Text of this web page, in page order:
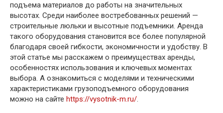
подъема материалов до работы на значительных
высотах. Среди наиболее востребованных решений —
строительные люльки и высотные подъемники. Аренда
такого оборудования становится все более популярной
благодаря своей гибкости, экономичности и удобству. В
этой статье мы расскажем о преимуществах аренды,
особенностях использования и ключевых моментах
выбора. А ознакомиться с моделями и техническими
характеристиками грузоподъемного оборудования
можно на сайте https://vysotnik-m.ru/.